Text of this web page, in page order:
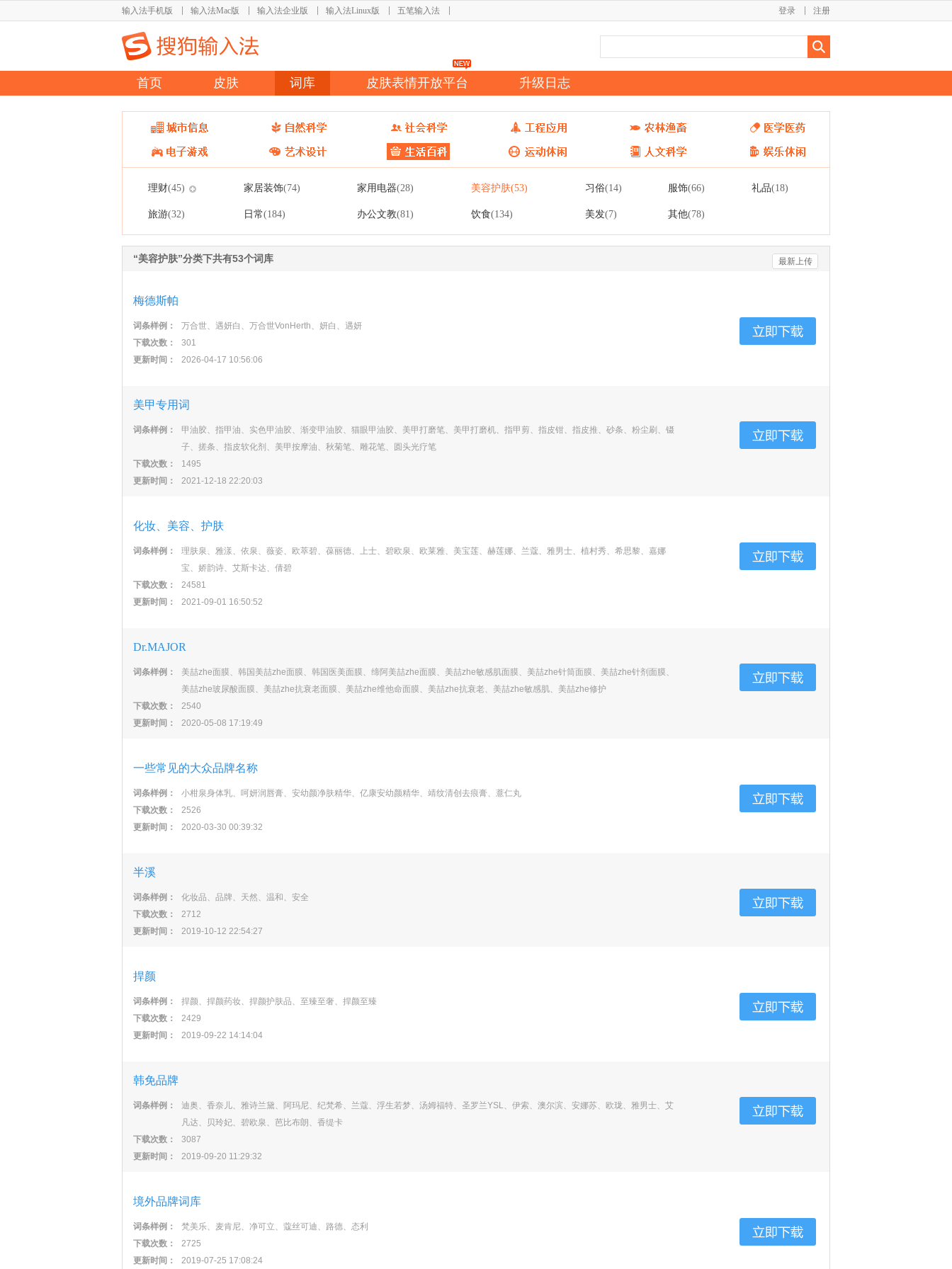
输入法手机版 输入法Mac版 输入法企业版 输入法Linux版 五笔输入法 注册
登录
首页 皮肤 词库 皮肤表情开放平台 升级日志
理财(45) 家居装饰(74) 家用电器(28) 美容护肤(53) 习俗(14) 服饰(66) 礼品(18)
旅游(32) 日常(184) 办公文教(81) 饮食(134) 美发(7) 其他(78)
“美容护肤”分类下共有53个词库 最新上传
梅德斯帕
词条样例：
万合世、遇妍白、万合世VonHerth、妍白、遇妍
下载次数：
301
更新时间：
2026-04-17 10:56:06
美甲专用词
词条样例：
甲油胶、指甲油、实色甲油胶、渐变甲油胶、猫眼甲油胶、美甲打磨笔、美甲打磨机、指甲剪、指皮钳、指皮推、砂条、粉尘刷、镊
子、搓条、指皮软化剂、美甲按摩油、秋菊笔、雕花笔、圆头光疗笔
下载次数：
1495
更新时间：
2021-12-18 22:20:03
化妆、美容、护肤
词条样例：
理肤泉、雅漾、依泉、薇姿、欧萃碧、葆丽德、上士、碧欧泉、欧莱雅、美宝莲、赫莲娜、兰蔻、雅男士、植村秀、希思黎、嘉娜
宝、娇韵诗、艾斯卡达、倩碧
下载次数：
24581
更新时间：
2021-09-01 16:50:52
Dr.MAJOR
词条样例：
美喆zhe面膜、韩国美喆zhe面膜、韩国医美面膜、缔阿美喆zhe面膜、美喆zhe敏感肌面膜、美喆zhe针筒面膜、美喆zhe针剂面膜、
美喆zhe玻尿酸面膜、美喆zhe抗衰老面膜、美喆zhe维他命面膜、美喆zhe抗衰老、美喆zhe敏感肌、美喆zhe修护
下载次数：
2540
更新时间：
2020-05-08 17:19:49
一些常见的大众品牌名称
词条样例：
小柑泉身体乳、呵妍润唇膏、安幼颜净肤精华、亿康安幼颜精华、靖纹清创去痕膏、薏仁丸
下载次数：
2526
更新时间：
2020-03-30 00:39:32
半溪
词条样例：
化妆品、品牌、天然、温和、安全
下载次数：
2712
更新时间：
2019-10-12 22:54:27
捍颜
词条样例：
捍颜、捍颜药妆、捍颜护肤品、至臻至奢、捍颜至臻
下载次数：
2429
更新时间：
2019-09-22 14:14:04
韩免品牌
词条样例：
迪奥、香奈儿、雅诗兰黛、阿玛尼、纪梵希、兰蔻、浮生若梦、汤姆福特、圣罗兰YSL、伊索、澳尔滨、安娜苏、欧珑、雅男士、艾
凡达、贝玲妃、碧欧泉、芭比布朗、香缇卡
下载次数：
3087
更新时间：
2019-09-20 11:29:32
境外品牌词库
词条样例：
梵美乐、麦肯尼、净可立、蔻丝可迪、路德、态利
下载次数：
2725
更新时间：
2019-07-25 17:08:24